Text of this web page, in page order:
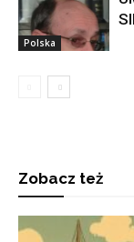
Polska
Zobacz też